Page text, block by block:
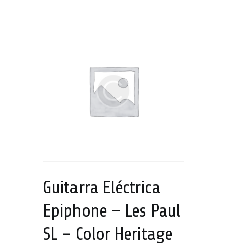
Guitarra Eléctrica
Epiphone – Les Paul
SL – Color Heritage